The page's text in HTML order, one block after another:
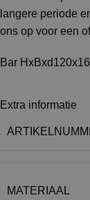
langere periode
ons op voor een
Bar
Extra informatie
MATERIAAL